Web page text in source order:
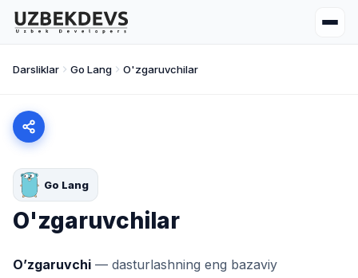
Darsliklar Go Lang O'zgaruvchilar
Go Lang
O'zgaruvchilar
O’zgaruvchi — dasturlashning eng bazaviy